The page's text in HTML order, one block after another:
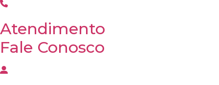
Atendimento
Fale Conosco